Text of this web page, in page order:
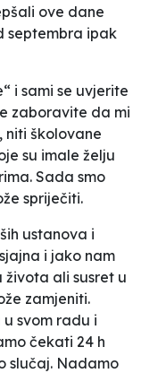
ove dane
septembra ipak
i sami se uvjerite
zaboravite da mi
niti školovane
su imale želju
Sada smo
spriječiti.
ustanova i
i jako nam
života ali susret u
zamjeniti.
svom radu i
čekati 24 h
slučaj. Nadamo